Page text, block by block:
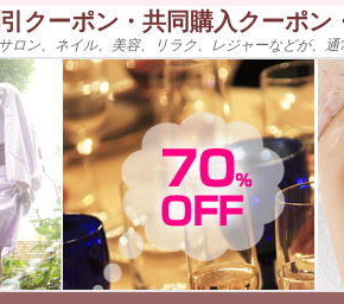
クーポン・共同購入クーポ
ロン、ネイル、美容、リラク、レジャーなどが、